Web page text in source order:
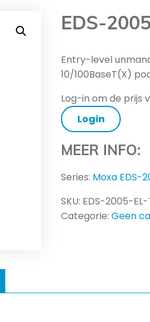
EDS-
Entry-level
10/100BaseT(X)
Log-in om de prijs
Login
MEER INFO:
Series: Moxa EDS-
SKU: EDS-2005-EL-
Categorie:Geen